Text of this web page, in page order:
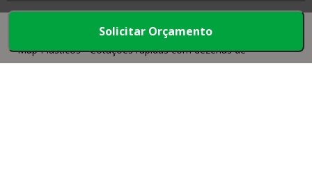
Solicitar Orçamento
Map Plásticos - Cotações rápidas com dezenas de